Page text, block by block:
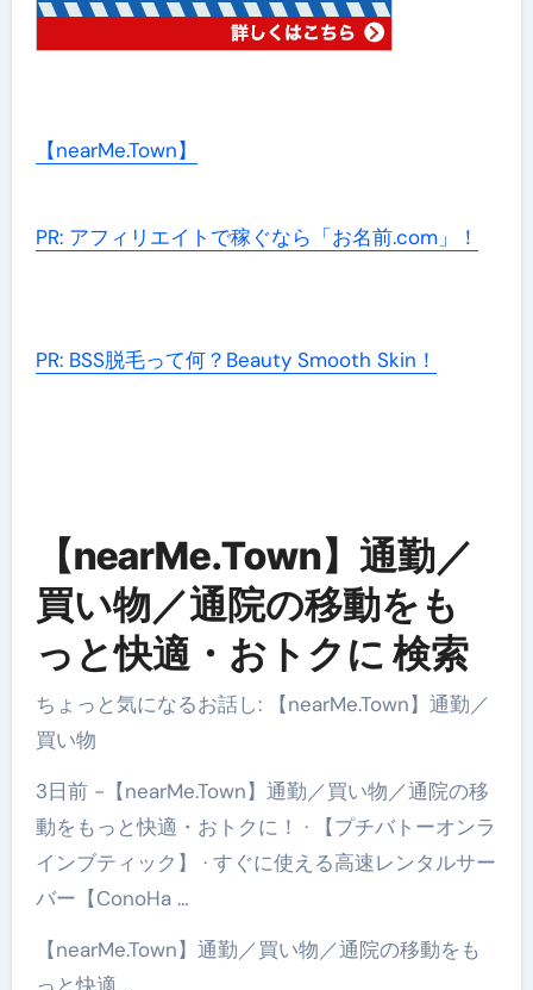
【nearMe.Town】
PR: アフィリエイトで稼ぐなら「お名前.com」！
PR: BSS脱毛って何？Beauty Smooth Skin！
【nearMe.Town】通勤／
買い物／通院の移動をも
っと快適・おトクに 検索
ちょっと気になるお話し: 【nearMe.Town】通勤／
買い物
3日前 -【nearMe.Town】通勤／買い物／通院の移
動をもっと快適・おトクに！ · 【プチバトーオンラ
インブティック】 · すぐに使える高速レンタルサー
バー【ConoHa …
【nearMe.Town】通勤／買い物／通院の移動をも
っと快適 …